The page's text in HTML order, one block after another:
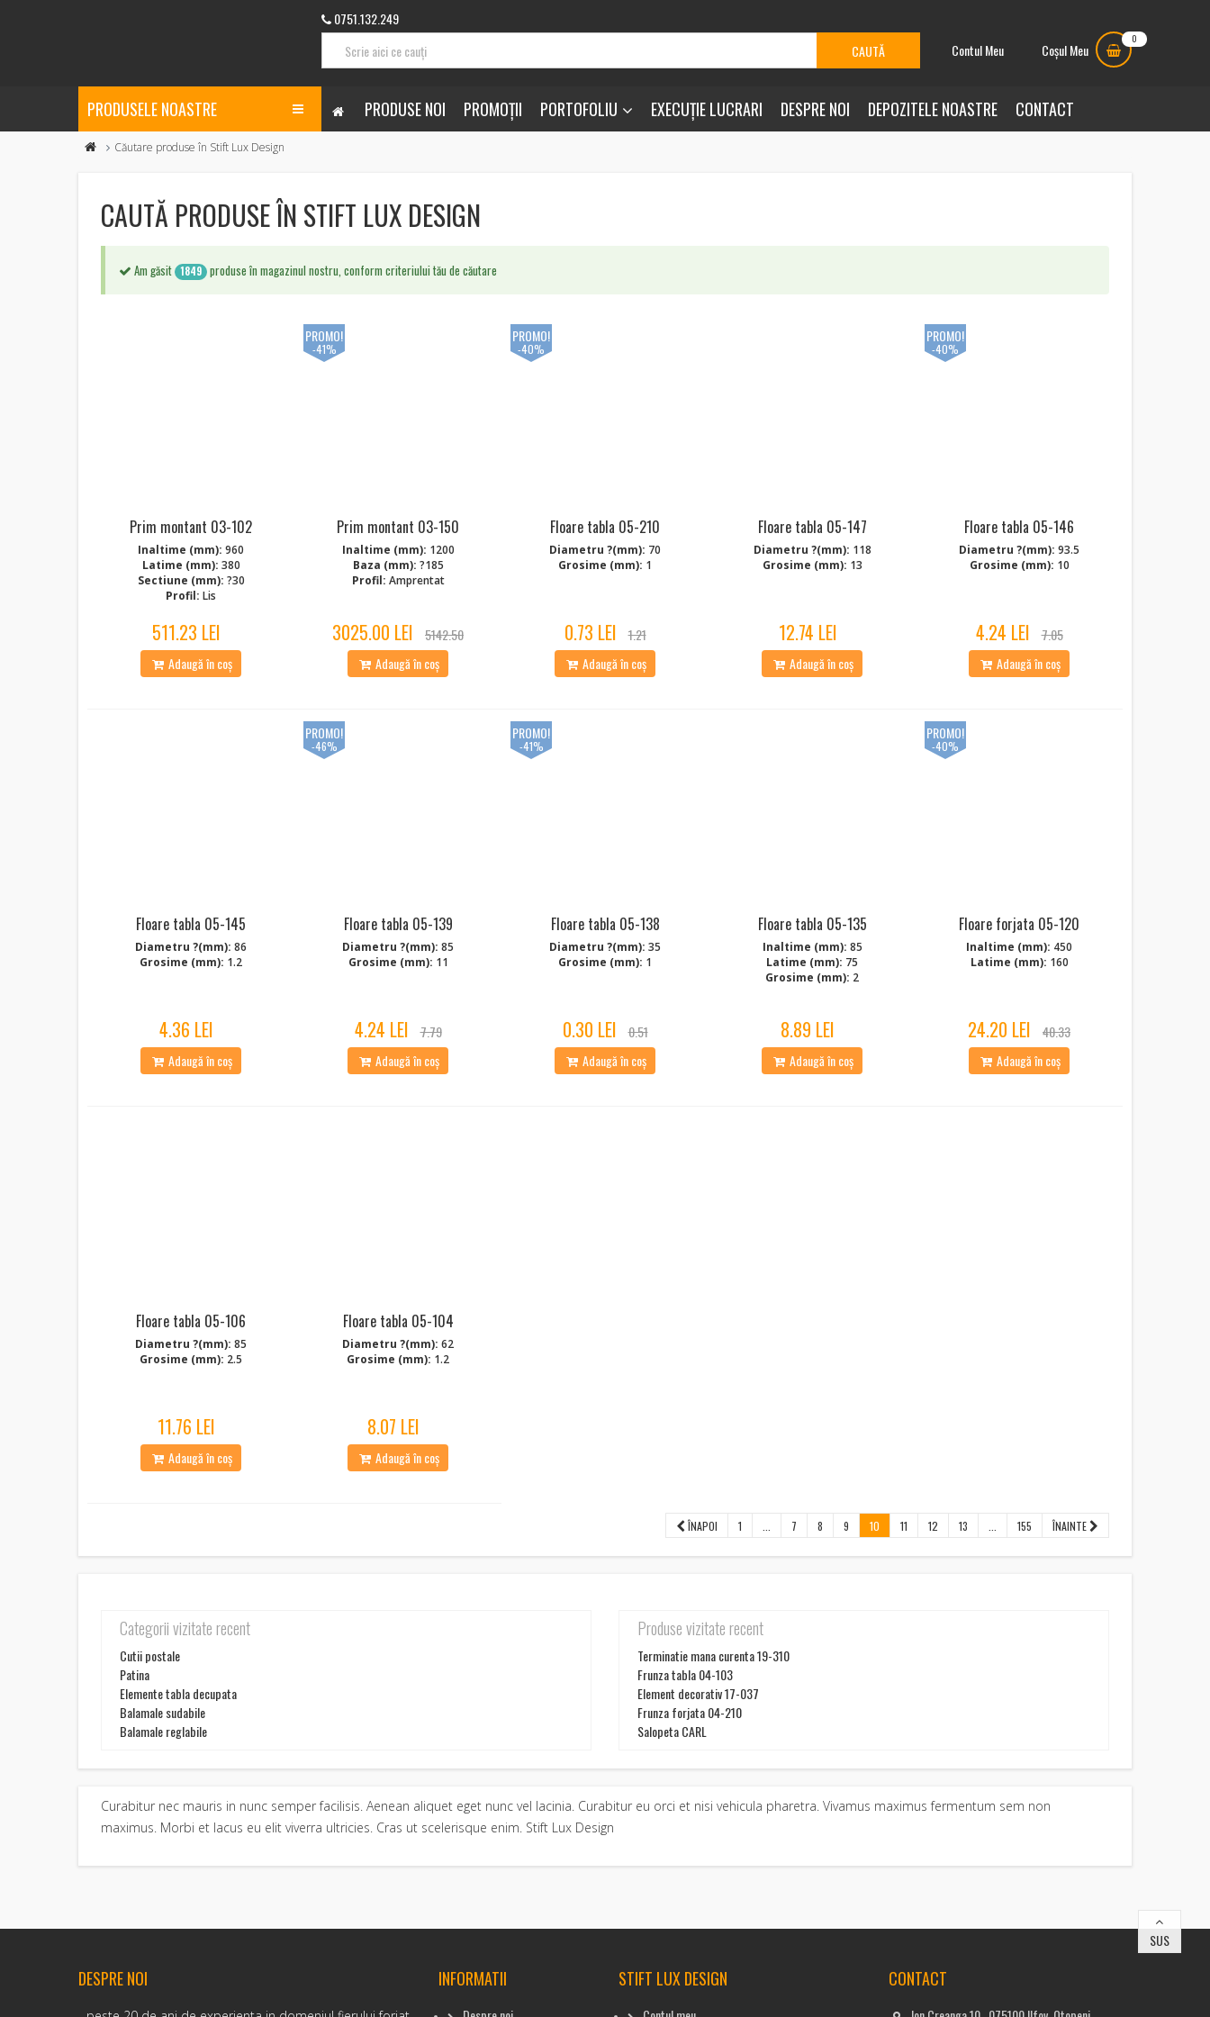
0751.132.249
Contul Meu
Coșul Meu
0
PRODUSELE NOASTRE PRODUSE NOI PROMOȚII PORTOFOLIU EXECUȚIE LUCRARI DESPRE NOI DEPOZITELE NOASTRE CONTACT
Căutare produse în Stift Lux Design
CAUTĂ PRODUSE ÎN STIFT LUX DESIGN
Am găsit 1849 produse în magazinul nostru, conform criteriului tău de căutare
Prim montant 03-102
Inaltime (mm): 960
Latime (mm): 380
Sectiune (mm): ?30
Profil: Lis
511.23 LEI
Adaugă în coș
Prim montant 03-150
Inaltime (mm): 1200
Baza (mm): ?185
Profil: Amprentat
3025.00 LEI 5142.50
PROMO!
-41%
Adaugă în coș
Floare tabla 05-210
Diametru ?(mm): 70
Grosime (mm): 1
0.73 LEI 1.21
PROMO!
-40%
Adaugă în coș
Floare tabla 05-147
Diametru ?(mm): 118
Grosime (mm): 13
12.74 LEI
Adaugă în coș
Floare tabla 05-146
Diametru ?(mm): 93.5
Grosime (mm): 10
4.24 LEI 7.05
PROMO!
-40%
Adaugă în coș
Floare tabla 05-145
Diametru ?(mm): 86
Grosime (mm): 1.2
4.36 LEI
Adaugă în coș
Floare tabla 05-139
Diametru ?(mm): 85
Grosime (mm): 11
4.24 LEI 7.79
PROMO!
-46%
Adaugă în coș
Floare tabla 05-138
Diametru ?(mm): 35
Grosime (mm): 1
0.30 LEI 0.51
PROMO!
-41%
Adaugă în coș
Floare tabla 05-135
Inaltime (mm): 85
Latime (mm): 75
Grosime (mm): 2
8.89 LEI
Adaugă în coș
Floare forjata 05-120
Inaltime (mm): 450
Latime (mm): 160
24.20 LEI 40.33
PROMO!
-40%
Adaugă în coș
Floare tabla 05-106
Diametru ?(mm): 85
Grosime (mm): 2.5
11.76 LEI
Adaugă în coș
Floare tabla 05-104
Diametru ?(mm): 62
Grosime (mm): 1.2
8.07 LEI
Adaugă în coș
ÎNAPOI 1 7 8 9 10 11 12 13 155 ÎNAINTE
Categorii vizitate recent
Cutii postale
Patina
Elemente tabla decupata
Balamale sudabile
Balamale reglabile
Produse vizitate recent
Terminatie mana curenta 19-310
Frunza tabla 04-103
Element decorativ 17-037
Frunza forjata 04-210
Salopeta CARL
Curabitur nec mauris in nunc semper facilisis. Aenean aliquet eget nunc vel lacinia. Curabitur eu orci et nisi vehicula pharetra. Vivamus maximus fermentum sem non
maximus. Morbi et lacus eu elit viverra ultricies. Cras ut scelerisque enim. Stift Lux Design
SUS
DESPRE NOI INFORMATII STIFT LUX DESIGN CONTACT